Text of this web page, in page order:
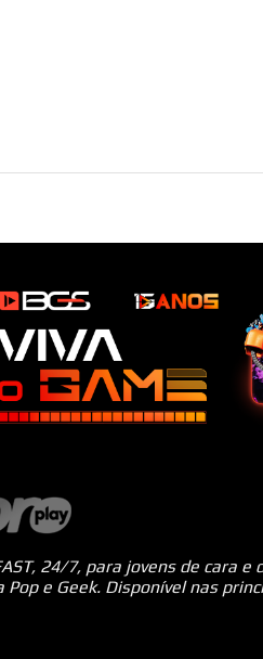
24/7, para jovens de cara
Pop e Geek. Disponível nas